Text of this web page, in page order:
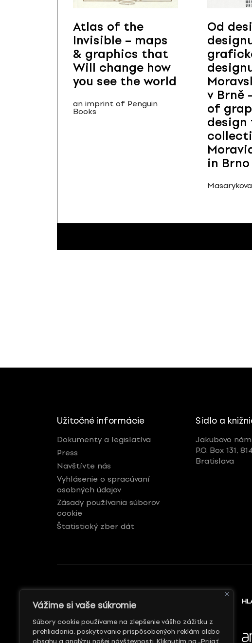
Vážime si vaše súkromie
Súbory cookie používame na zlepšenie vášho zážitku z
prehliadania, poskytovanie prispôsobených reklám alebo
obsahu a analýzu našej návštevnosti. Kliknutím na „Prijať
Atlas of the
Invisible – maps
& graphics that
Will change how
you see the world
an imprint of Penguin
Books
Od
v Brně
of
design
in Brno
Užitočné informácie
Dokumenty a legislatíva
Press
Navštívte nás
Vyhlásenie o spracúvaní
osobných údajov
Zásady používania súborov
cookie
Štatistický zber dát
Sídlo a
Jakubovo
P.O. Box 131,
Bratislava
GENERÁLNY REKLAMNÝ